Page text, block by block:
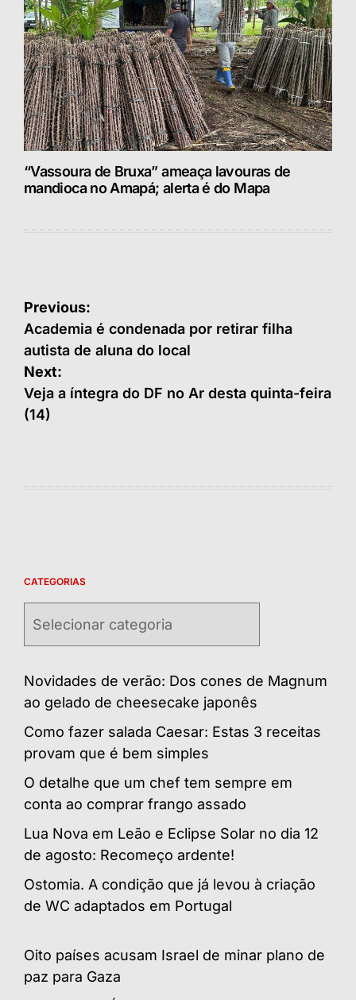
“Vassoura de Bruxa” ameaça lavouras de
mandioca no Amapá; alerta é do Mapa
Navegação
de
Post
Previous:
Academia é condenada por retirar filha
autista de aluna do local
Next:
Veja a íntegra do DF no Ar desta quinta-feira
(14)
CATEGORIAS
Novidades de verão: Dos cones de Magnum
ao gelado de cheesecake japonês
Como fazer salada Caesar: Estas 3 receitas
provam que é bem simples
O detalhe que um chef tem sempre em
conta ao comprar frango assado
Lua Nova em Leão e Eclipse Solar no dia 12
de agosto: Recomeço ardente!
Ostomia. A condição que já levou à criação
de WC adaptados em Portugal
Oito países acusam Israel de minar plano de
paz para Gaza